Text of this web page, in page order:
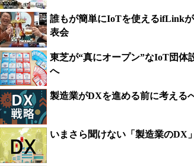
誰もが簡単にIoTを使えるifLink
表会
東芝が“真にオープン”なIoT団体
へ
製造業がDXを進める前に考える
いまさら聞けない「製造業のDX」